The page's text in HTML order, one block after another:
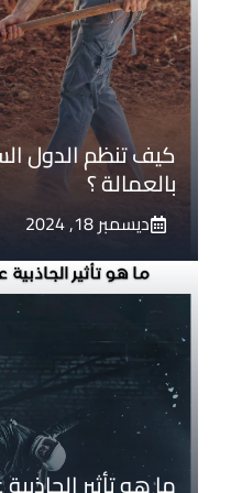
كيف تنظم الدول
بالعمالة ؟
ديسمبر 18, 2024